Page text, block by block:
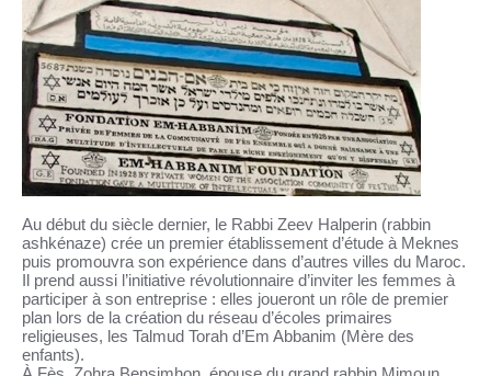
Au début du siècle dernier, le Rabbi Zeev Halperin (rabbin
ashkénaze) crée un premier établissement d’étude à Meknes
puis promouvra son expérience dans d’autres villes du Maroc.
Il prend aussi l’initiative révolutionnaire d’inviter les femmes à
participer à son entreprise : elles joueront un rôle de premier
plan lors de la création du réseau d’écoles primaires
religieuses, les Talmud Torah d’Em Abbanim (Mère des
enfants).